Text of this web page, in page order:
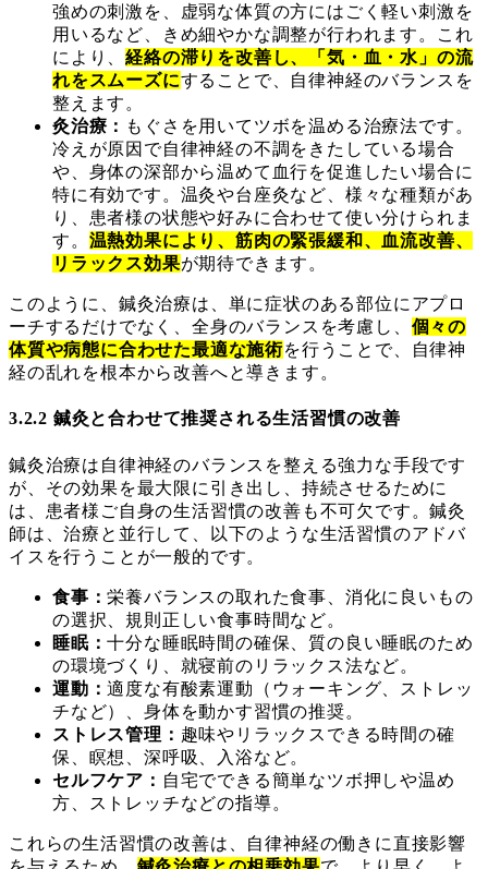
強めの刺激を、虚弱な体質の方にはごく軽い刺激を
用いるなど、きめ細やかな調整が行われます。これ
により、経絡の滞りを改善し、「気・血・水」の流
れをスムーズにすることで、自律神経のバランスを
整えます。
灸治療： もぐさを用いてツボを温める治療法です。
冷えが原因で自律神経の不調をきたしている場合
や、身体の深部から温めて血行を促進したい場合に
特に有効です。温灸や台座灸など、様々な種類があ
り、患者様の状態や好みに合わせて使い分けられま
す。 温熱効果により、筋肉の緊張緩和、血流改善、
リラックス効果が期待できます。
このように、鍼灸治療は、単に症状のある部位にアプロ
ーチするだけでなく、全身のバランスを考慮し、 個々の
体質や病態に合わせた最適な施術を行うことで、自律神
経の乱れを根本から改善へと導きます。
3.2.2 鍼灸と合わせて推奨される生活習慣の改善
鍼灸治療は自律神経のバランスを整える強力な手段です
が、その効果を最大限に引き出し、持続させるために
は、患者様ご自身の生活習慣の改善も不可欠です。鍼灸
師は、治療と並行して、以下のような生活習慣のアドバ
イスを行うことが一般的です。
食事：栄養バランスの取れた食事、消化に良いもの
の選択、規則正しい食事時間など。
睡眠：十分な睡眠時間の確保、質の良い睡眠のため
の環境づくり、就寝前のリラックス法など。
運動：適度な有酸素運動（ウォーキング、ストレッ
チなど）、身体を動かす習慣の推奨。
ストレス管理： 趣味やリラックスできる時間の確
保、瞑想、深呼吸、入浴など。
セルフケア： 自宅でできる簡単なツボ押しや温め
方、ストレッチなどの指導。
これらの生活習慣の改善は、自律神経の働きに直接影響